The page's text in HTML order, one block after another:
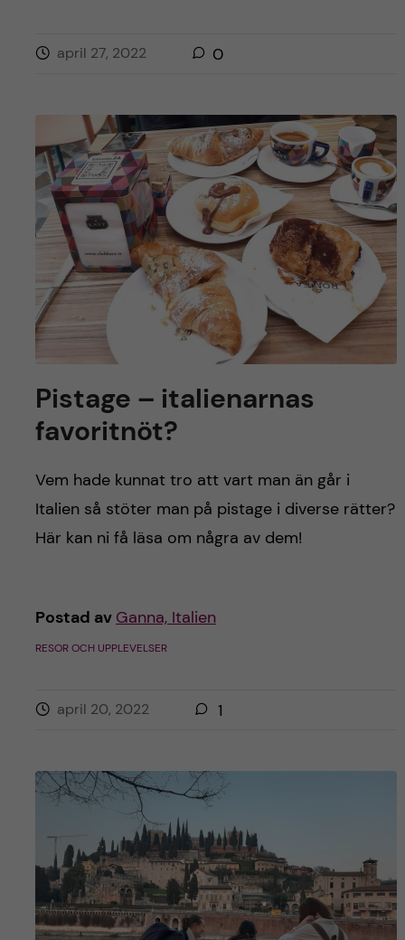
april 27, 2022 0
Pistage – italienarnas
favoritnöt?
Vem hade kunnat tro att vart man än går i
Italien så stöter man på pistage i diverse rätter?
Här kan ni få läsa om några av dem!
Postad av Ganna, Italien
RESOR OCH UPPLEVELSER
april 20, 2022 1